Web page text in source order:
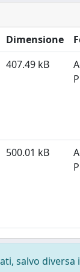
Dimensione
407.49 kB
500.01 kB
salvo diversa